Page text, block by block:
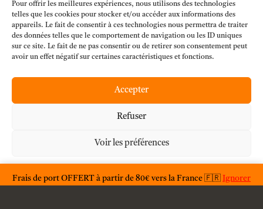
Pour offrir les meilleures expériences, nous utilisons des technologies
telles que les cookies pour stocker et/ou accéder aux informations des
appareils. Le fait de consentir à ces technologies nous permettra de traiter
des données telles que le comportement de navigation ou les ID uniques
sur ce site. Le fait de ne pas consentir ou de retirer son consentement peut
avoir un effet négatif sur certaines caractéristiques et fonctions.
Accepter
Refuser
Voir les préférences
Frais de port OFFERT à partir de 80€ vers la France 🇫🇷 Ignorer
Contact
Mentions légales
Politique de confidentialité
Copyright © 2022 Jack O'Toy. All rights reserved.